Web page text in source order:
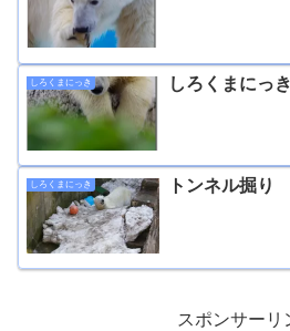
しろくまにっき しろくまにっ
しろくまにっき トンネル掘り
スポンサーリ